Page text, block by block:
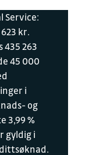
Service:
kr.
435 263
45 000
i
og
3,99 %
gyldig i